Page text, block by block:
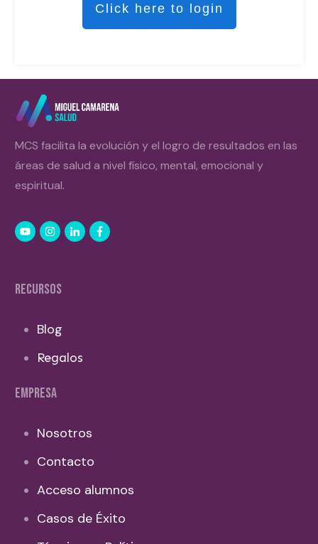
Click here to login
MCS facilita la evolución y el logro de resultados en las
áreas de salud a nivel físico, mental, emocional y
espiritual.
RECURSOS
Blog
Regalos
EMPRESA
Nosotros
Contacto
Acceso alumnos
Casos de Éxito